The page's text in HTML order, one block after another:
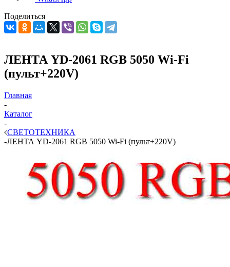
Поделиться
ЛЕНТА YD-2061 RGB 5050 Wi-Fi
(пульт+220V)
Главная
-
Каталог
-
СВЕТОТЕХНИКА
-ЛЕНТА YD-2061 RGB 5050 Wi-Fi (пульт+220V)